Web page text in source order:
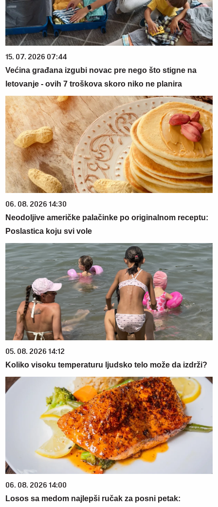
15. 07. 2026 07:44
Većina građana izgubi novac pre nego što stigne na
letovanje - ovih 7 troškova skoro niko ne planira
06. 08. 2026 14:30
Neodoljive američke palačinke po originalnom receptu:
Poslastica koju svi vole
05. 08. 2026 14:12
Koliko visoku temperaturu ljudsko telo može da izdrži?
06. 08. 2026 14:00
Losos sa medom najlepši ručak za posni petak: